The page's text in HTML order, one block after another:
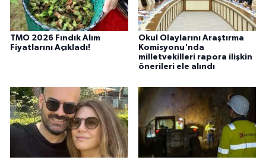
TMO 2026 Fındık Alım
Fiyatlarını Açıkladı!
Okul Olaylarını Araştırma
Komisyonu'nda
milletvekilleri rapora ilişkin
önerileri ele alındı